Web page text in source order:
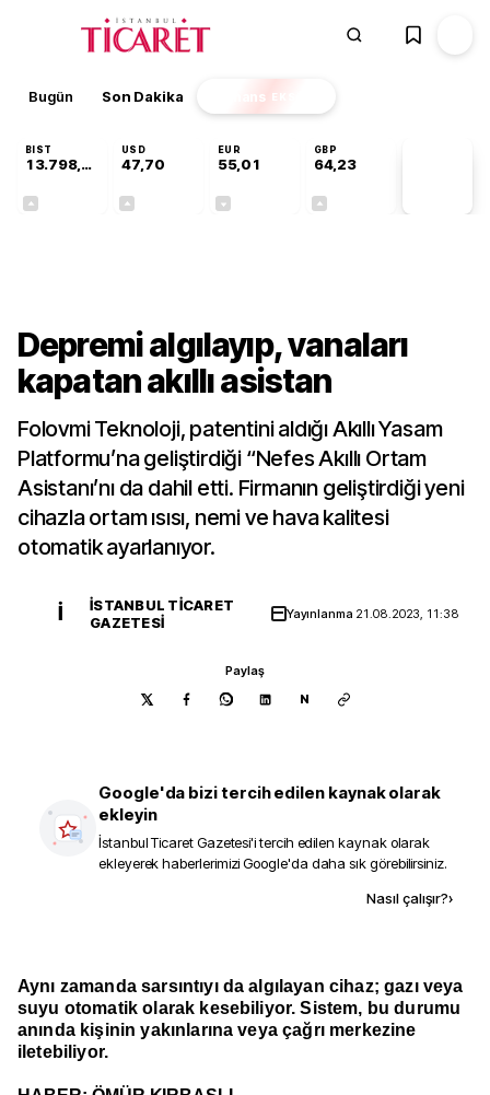
Bugün Son Dakika Finans EKSTRA
BIST
13.798,82
USD
47,70
EUR
55,01
GBP
64,23
Depremi algılayıp, vanaları
kapatan akıllı asistan
Folovmi Teknoloji, patentini aldığı Akıllı Yasam
Platformu’na geliştirdiği “Nefes Akıllı Ortam
Asistanı’nı da dahil etti. Firmanın geliştirdiği yeni
cihazla ortam ısısı, nemi ve hava kalitesi
otomatik ayarlanıyor.
İ
İSTANBUL TICARET
GAZETESI
Yayınlanma 21.08.2023, 11:38
Paylaş
N
Google'da bizi tercih edilen kaynak olarak
ekleyin
İstanbul Ticaret Gazetesi'i tercih edilen kaynak olarak
ekleyerek haberlerimizi Google'da daha sık görebilirsiniz.
Nasıl çalışır?›
Aynı zamanda sarsıntıyı da algılayan cihaz; gazı veya
suyu otomatik olarak kesebiliyor. Sistem, bu durumu
anında kişinin yakınlarına veya çağrı merkezine
iletebiliyor.